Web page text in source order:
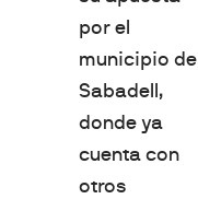
por el
municipio de
Sabadell,
donde ya
cuenta con
otros